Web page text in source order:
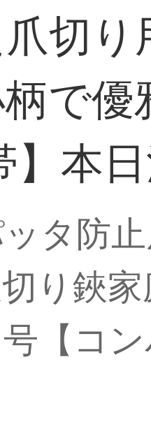
切
で
本日
タ防
り鋏
【コ